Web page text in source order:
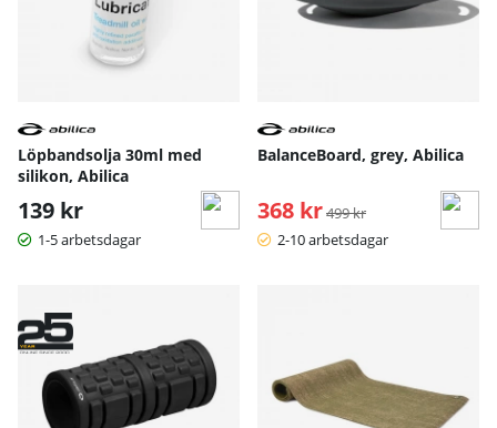
Löpbandsolja 30ml med
silikon, Abilica
139 kr
1-5 arbetsdagar
BalanceBoard, grey, Abilica
368 kr Ordinarie pris:
499 kr
2-10 arbetsdagar